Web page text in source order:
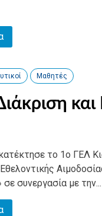
Μαθητές
το 1ο ΓΕΛ
συνεργασία με την...